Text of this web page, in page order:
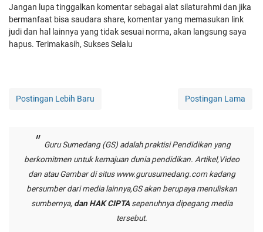
Jangan lupa tinggalkan komentar sebagai alat silaturahmi dan jika
bermanfaat bisa saudara share, komentar yang memasukan link
judi dan hal lainnya yang tidak sesuai norma, akan langsung saya
hapus. Terimakasih, Sukses Selalu
Postingan Lebih Baru Postingan Lama
Guru Sumedang (GS) adalah praktisi Pendidikan yang
berkomitmen untuk kemajuan dunia pendidikan. Artikel,Video
dan atau Gambar di situs www.gurusumedang.comkadang
bersumber dari media lainnya,GS akan berupaya menuliskan
sumbernya, dan HAK CIPTAsepenuhnya dipegang media
tersebut.